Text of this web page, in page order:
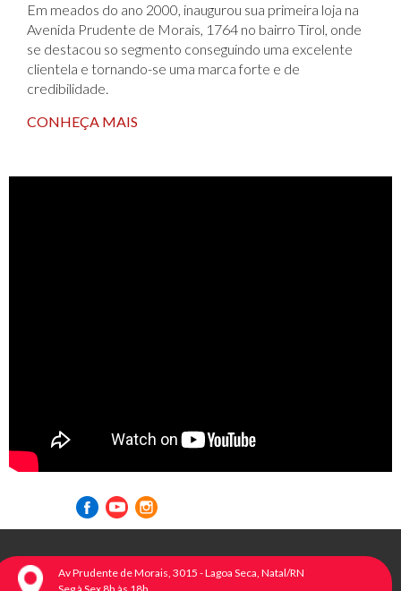
Em meados do ano 2000, inaugurou sua primeira loja na
Avenida Prudente de Morais, 1764 no bairro Tirol, onde
se destacou so segmento conseguindo uma excelente
clientela e tornando-se uma marca forte e de
credibilidade.
CONHEÇA MAIS
Av Prudente de Morais, 3015 - Lagoa Seca, Natal/RN